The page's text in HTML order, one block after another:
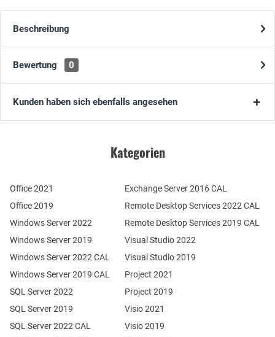
Beschreibung
Bewertung 0
Kunden haben sich ebenfalls angesehen
Kategorien
Office 2021
Office 2019
Windows Server 2022
Windows Server 2019
SQL Server 2022
SQL Server 2019
Windows Server 2022 CAL
Windows Server 2019 CAL
SQL Server 2022 CAL
Remote Desktop Services 2022 CAL
Remote Desktop Services 2019 CAL
Exchange Server 2016 CAL
Visual Studio 2022
Visual Studio 2019
Project 2021
Project 2019
Visio 2021
Visio 2019